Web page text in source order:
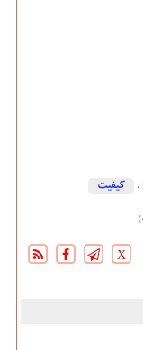
, كیفیت
X